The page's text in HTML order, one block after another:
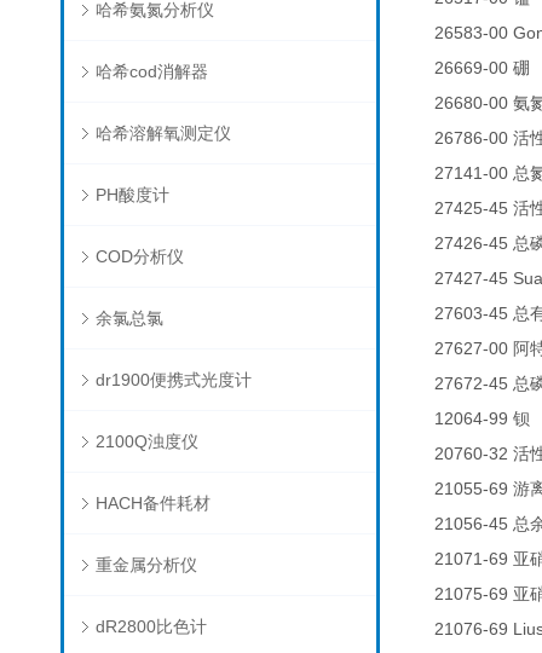
哈希氨氮分析仪
哈希cod消解器
哈希溶解氧测定仪
PH酸度计
COD分析仪
余氯总氯
dr1900便携式光度计
2100Q浊度仪
HACH备件耗材
重金属分析仪
dR2800比色计
26583-00
26669-00 硼
26680-00 氨
26786-00 活
27141-00 总
27425-45 活
27426-45 总
27427-45
27603-45 总
27627-00 阿
27672-45 总
12064-99 钡
20760-32 活
21055-69 游
21056-45 总
21071-69 亚
21075-69 亚
21076-69